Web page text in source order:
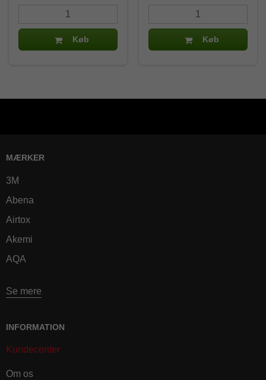
Køb Køb
MÆRKER
3M
Abena
Airtox
Akemi
AQA
Se mere
INFORMATION
Kundecenter
Om os